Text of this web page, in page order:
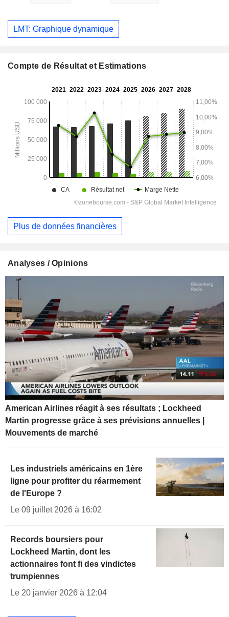
LMT: Graphique dynamique
Compte de Résultat et Estimations
Plus de données financières
Analyses / Opinions
American Airlines réagit à ses résultats ; Lockheed
Martin progresse grâce à ses prévisions annuelles |
Mouvements de marché
Les industriels américains en 1ère
ligne pour profiter du réarmement
de l'Europe ?
Le 09 juillet 2026 à 16:02
Records boursiers pour
Lockheed Martin, dont les
actionnaires font fi des vindictes
trumpiennes
Le 20 janvier 2026 à 12:04